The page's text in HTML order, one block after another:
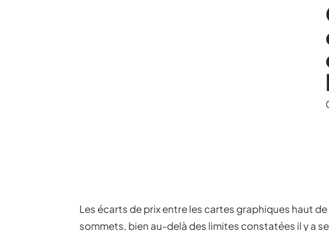
Les écarts de prix entre les cartes graphiques haut
sommets, bien au-delà des limites constatées il y a